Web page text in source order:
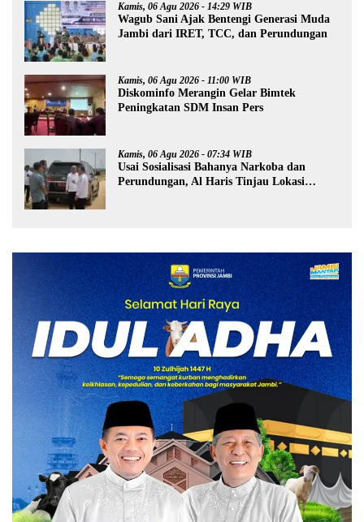
Kamis, 06 Agu 2026 - 14:29 WIB
Wagub Sani Ajak Bentengi Generasi Muda
Jambi dari IRET, TCC, dan Perundungan
Kamis, 06 Agu 2026 - 11:00 WIB
Diskominfo Merangin Gelar Bimtek
Peningkatan SDM Insan Pers
Kamis, 06 Agu 2026 - 07:34 WIB
Usai Sosialisasi Bahanya Narkoba dan
Perundungan, Al Haris Tinjau Lokasi